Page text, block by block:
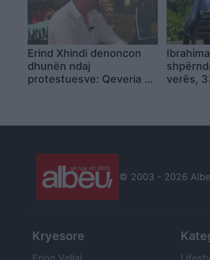
Erind Xhindi denoncon
dhunën ndaj
protestuesve: Qeveria po
verës,
© 2003 - 2026
Kryesore